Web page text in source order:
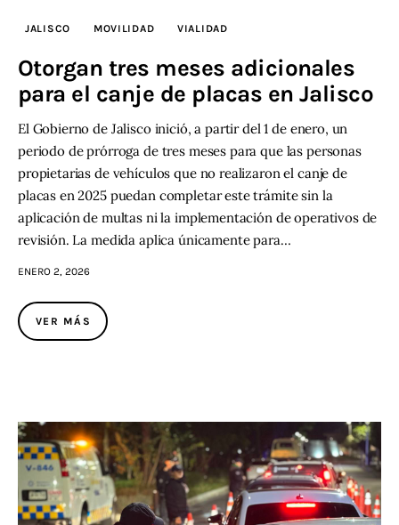
JALISCO MOVILIDAD VIALIDAD
Otorgan tres meses adicionales
para el canje de placas en Jalisco
El Gobierno de Jalisco inició, a partir del 1 de enero, un
periodo de prórroga de tres meses para que las personas
propietarias de vehículos que no realizaron el canje de
placas en 2025 puedan completar este trámite sin la
aplicación de multas ni la implementación de operativos de
revisión. La medida aplica únicamente para…
ENERO 2, 2026
VER MÁS